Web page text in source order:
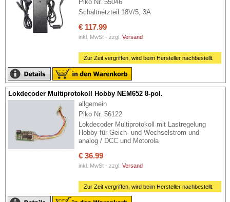
Piko Nr. 55046
Schaltnetzteil 18V/5, 3A
€ 117.99
inkl. MwSt - zzgl. Versand
Zur Zeit vergriffen, wird beim Hersteller nachbestellt.
Lokdecoder Multiprotokoll Hobby NEM652 8-pol.
allgemein
Piko Nr. 56122
Lokdecoder Multiprotokoll mit Lastregelung
Hobby für Geich- und Wechselstrom und
analog / DCC und Motorola
€ 36.99
inkl. MwSt - zzgl. Versand
Zur Zeit vergriffen, wird beim Hersteller nachbestellt.